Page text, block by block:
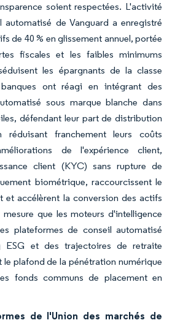
soient respectées. L'activité
automatisé de Vanguard a enregistré
de 40 % en glissement annuel, portée
fiscales et les faibles minimums
les épargnants de la classe
ont réagi en intégrant des
sous marque blanche dans
défendant leur part de distribution
franchement leurs coûts
de l'expérience client,
client (KYC) sans rupture de
biométrique, raccourcissent le
et accélèrent la conversion des actifs
que les moteurs d'intelligence
plateformes de conseil automatisé
ESG et des trajectoires de retraite
le plafond de la pénétration numérique
fonds communs de placement en
de l'Union des marchés de